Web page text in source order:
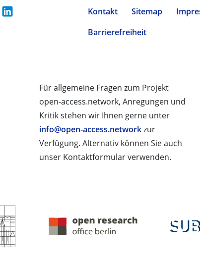
Kontakt Sitemap
Barrierefreiheit
Für allgemeine Fragen zum Projekt
open-access.network, Anregungen und
Kritik stehen wir Ihnen gerne unter
info@open-access.networkzur
Verfügung. Alternativ können Sie auch
unser Kontaktformular verwenden.